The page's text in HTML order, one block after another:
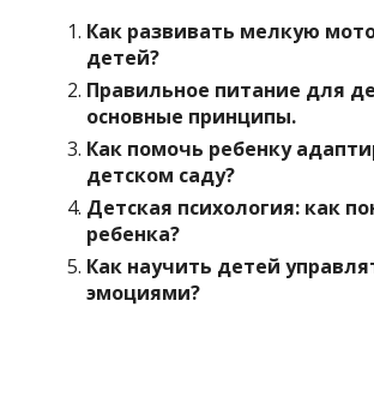
Как развивать мелкую
детей?
Правильное питание для
основные принципы.
Как помочь ребенку
детском саду?
Детская психология: как
ребенка?
Как научить детей
эмоциями?